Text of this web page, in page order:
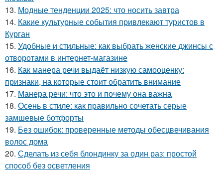
13. Модные тенденции 2025: что носить завтра
14. Какие культурные события привлекают туристов в
Курган
15. Удобные и стильные: как выбрать женские джинсы с
отворотами в интернет-магазине
16. Как манера речи выдаёт низкую самооценку:
признаки, на которые стоит обратить внимание
17. Манера речи: что это и почему она важна
18. Осень в стиле: как правильно сочетать серые
замшевые ботфорты
19. Без ошибок: проверенные методы обесцвечивания
волос дома
20. Сделать из себя блондинку за один раз: простой
способ без осветления